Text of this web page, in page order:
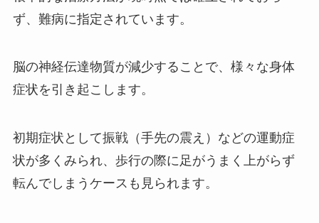
ず、難病に指定されています。
脳の神経伝達物質が減少することで、様々な身体
症状を引き起こします。
初期症状として振戦（手先の震え）などの運動症
状が多くみられ、歩行の際に足がうまく上がらず
転んでしまうケースも見られます。